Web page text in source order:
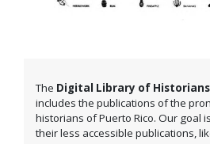
The Digital Library of
includes the publications of the
historians of Puerto Rico. Our goal
their less accessible publications,